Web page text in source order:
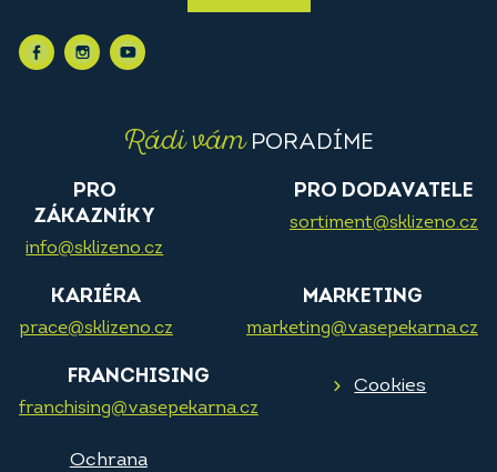
Rádi vámPORADÍME
PRO
ZÁKAZNÍKY
info@sklizeno.cz
PRO DODAVATELE
sortiment@sklizeno.cz
KARIÉRA
prace@sklizeno.cz
MARKETING
marketing@vasepekarna.cz
FRANCHISING
franchising@vasepekarna.cz
Cookies
Ochrana